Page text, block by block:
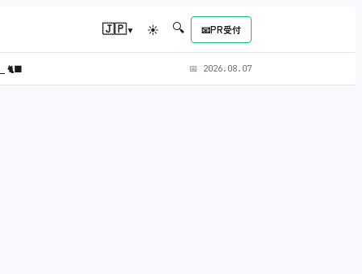
🇯🇵▾ ☀ 🔍 📧PR受付
🐈‍⬛ 📅 2026.08.07